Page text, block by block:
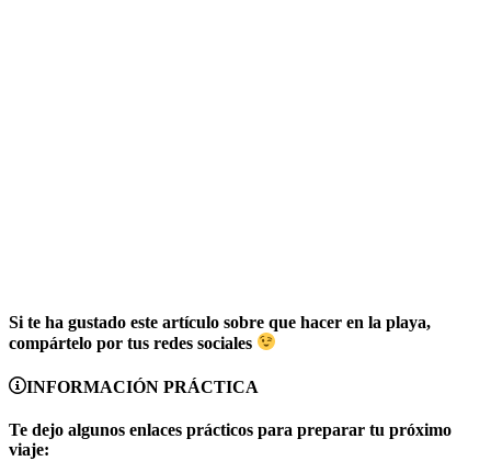
Si te ha gustado este artículo sobre que hacer en la playa,
compártelo por tus redes sociales
INFORMACIÓN PRÁCTICA
Te dejo algunos enlaces prácticos para preparar tu próximo
viaje: